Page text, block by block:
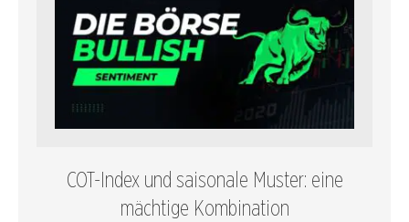
COT-Index und saisonale Muster: eine
mächtige Kombination